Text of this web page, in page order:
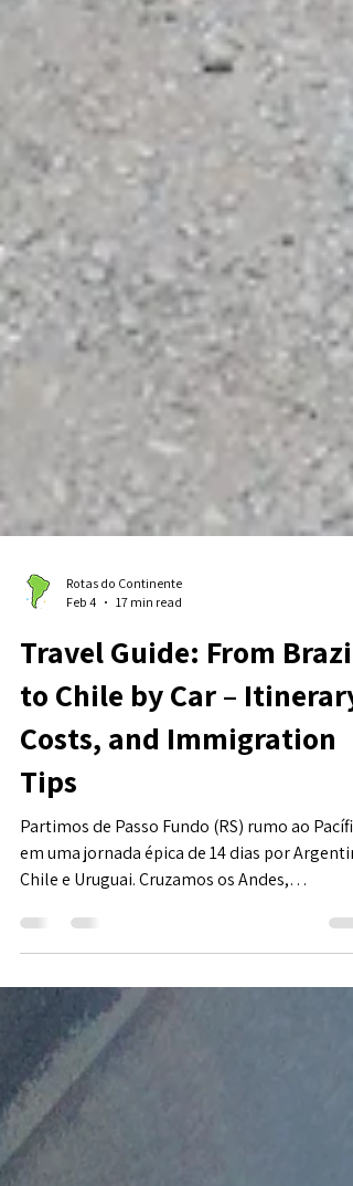
Rotas do Continente
Travel Guide: From Brazil
to Chile by Car – Itinerary,
Costs, and Immigration
Tips
em uma jornada épica de 14 dias por
Chile e Uruguai. Cruzamos os Andes,
vivemos o melhor de Mendoza e Santiago.
atenção: viajar de carro pelo Mercosul exige
estratégia! Compartilho aqui nossas dicas de
fronteira, custos reais e o que você precisa
saber para não cair em ciladas burocráticas.
Quer o guia completo? Baixe nosso e-book